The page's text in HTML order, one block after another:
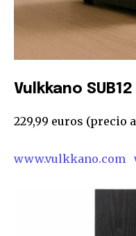
Vulkkano
229,99 euros (precio
www.vulkkano.com